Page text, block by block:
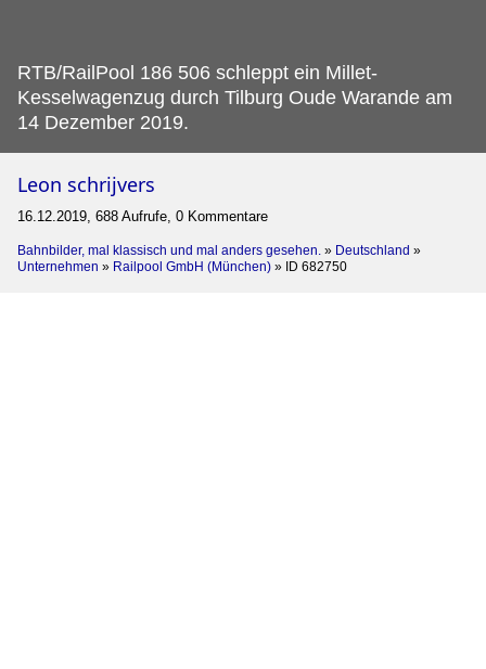
RTB/RailPool 186 506 schleppt ein Millet-
Kesselwagenzug durch Tilburg Oude Warande am
14 Dezember 2019.
Leon schrijvers
16.12.2019, 688 Aufrufe, 0 Kommentare
Bahnbilder, mal klassisch und mal anders gesehen. » Deutschland »
Unternehmen » Railpool GmbH (München) » ID 682750